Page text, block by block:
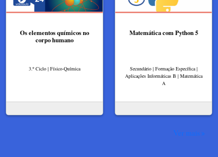
Os elementos químicos no
corpo humano
3.º Ciclo | Físico-Química
Matemática com Python 5
Secundário | Formação Específica |
Aplicações Informáticas B | Matemática
A
Ver mais